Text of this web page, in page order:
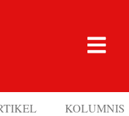
KOLUMNIS